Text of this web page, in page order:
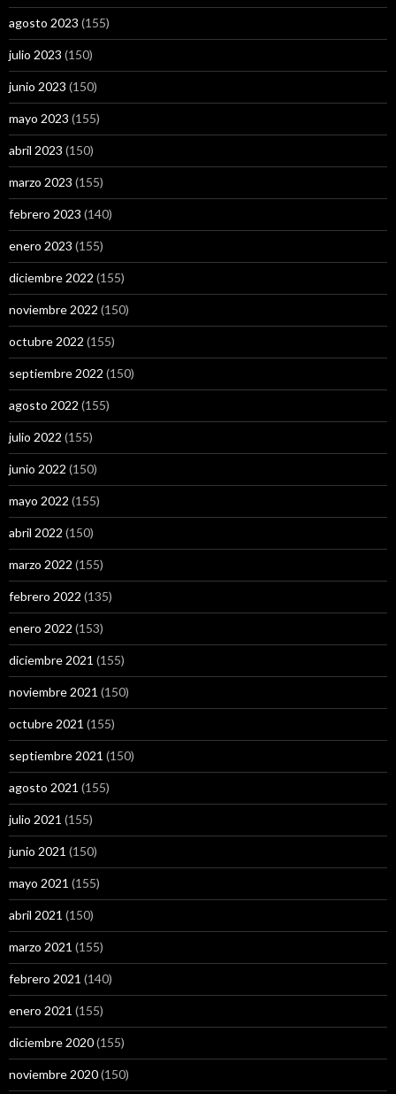
agosto 2023 (155)
julio 2023 (150)
junio 2023 (150)
mayo 2023 (155)
abril 2023 (150)
marzo 2023 (155)
febrero 2023 (140)
enero 2023 (155)
diciembre 2022 (155)
noviembre 2022 (150)
octubre 2022 (155)
septiembre 2022 (150)
agosto 2022 (155)
julio 2022 (155)
junio 2022 (150)
mayo 2022 (155)
abril 2022 (150)
marzo 2022 (155)
febrero 2022 (135)
enero 2022 (153)
diciembre 2021 (155)
noviembre 2021 (150)
octubre 2021 (155)
septiembre 2021 (150)
agosto 2021 (155)
julio 2021 (155)
junio 2021 (150)
mayo 2021 (155)
abril 2021 (150)
marzo 2021 (155)
febrero 2021 (140)
enero 2021 (155)
diciembre 2020(155)
noviembre 2020(150)